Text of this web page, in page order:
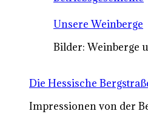
Unsere Weinberge
Bilder: Weinberge
Die Hessische
Impressionen von der